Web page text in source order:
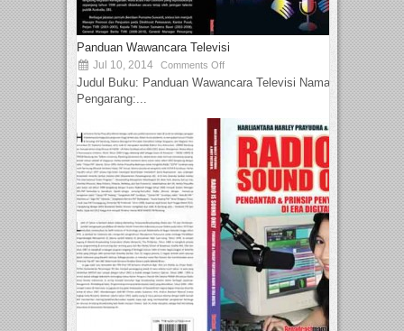
Panduan Wawancara Televisi
Jul 10, 2014 Comments Off
Judul Buku: Panduan Wawancara Televisi Nama
Pengarang:...